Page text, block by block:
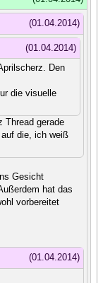
(01.04.2014)
(01.04.2014)
Den
die visuelle
Thread gerade
die, ich weiß
Gesicht
hat das
vorbereitet
(01.04.2014)